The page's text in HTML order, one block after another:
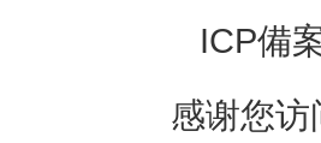
ICP備
感谢您